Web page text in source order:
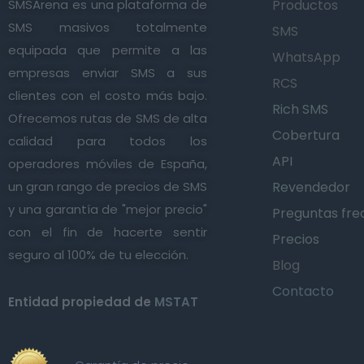
SMSArena es una plataforma de
SMS masivos totalmente
equipada que permite a las
empresas enviar SMS a sus
clientes con el costo más bajo.
Ofrecemos rutas de SMS de alta
calidad para todos los
operadores móviles de España,
un gran rango de precios de SMS
y una garantía de "mejor precio"
con el fin de hacerte sentir
seguro al 100% de tu elección.
Entidad propiedad de MSTAT
Productos
SMS
WhatsApp
RCS
Rich SMS
Cobertura
API
Revendedor
Preguntas
Precios
Blog
Contacto